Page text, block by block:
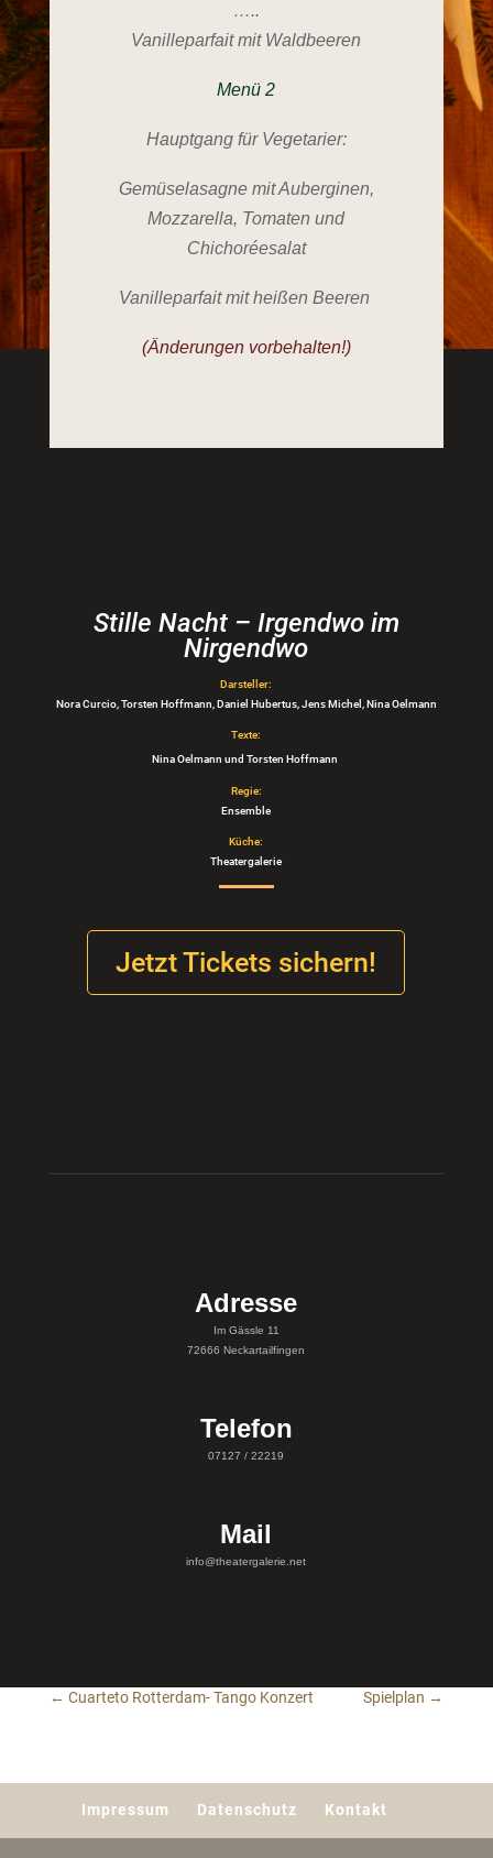
…..
Vanilleparfait mit Waldbeeren
Menü 2
Hauptgang für Vegetarier:
Gemüselasagne mit Auberginen,
Mozzarella, Tomaten und
Chichoréesalat
Vanilleparfait mit heißen Beeren
(Änderungen vorbehalten!)
Stille Nacht – Irgendwo im
Nirgendwo
Darsteller:
Nora Curcio, Torsten Hoffmann, Daniel Hubertus, Jens Michel, Nina Oelmann
Texte:
Nina Oelmann und Torsten Hoffmann
Regie:
Ensemble
Küche:
Theatergalerie
Jetzt Tickets sichern!
Adresse
Im Gässle 11
72666 Neckartailfingen
Telefon
07127 / 22219
Mail
info@theatergalerie.net
← Cuarteto Rotterdam- Tango Konzert Spielplan →
Impressum Datenschutz Kontakt